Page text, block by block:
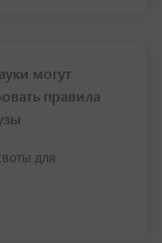
могут
правила
для